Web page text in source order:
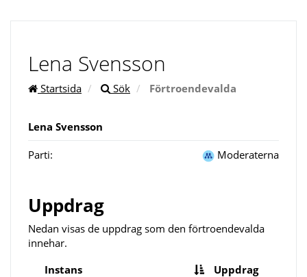
Lena Svensson
Startsida Sök Förtroendevalda
Lena Svensson
Moderaterna
Parti:
Uppdrag
Nedan visas de uppdrag som den förtroendevalda
innehar.
Instans
Uppdrag